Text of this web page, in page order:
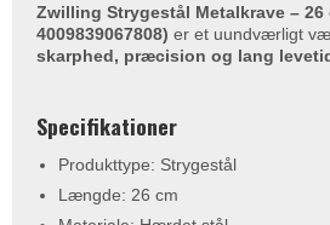
Zwilling Strygestål Metalkrave – 26
4009839067808) er et uundværligt
skarphed, præcision og lang
Specifikationer
Produkttype: Strygestål
Længde: 26 cm